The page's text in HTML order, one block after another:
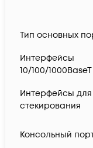
Тип основных
Интерфейсы
10/100/1000BaseT
Интерфейсы для
стекирования
Консольный